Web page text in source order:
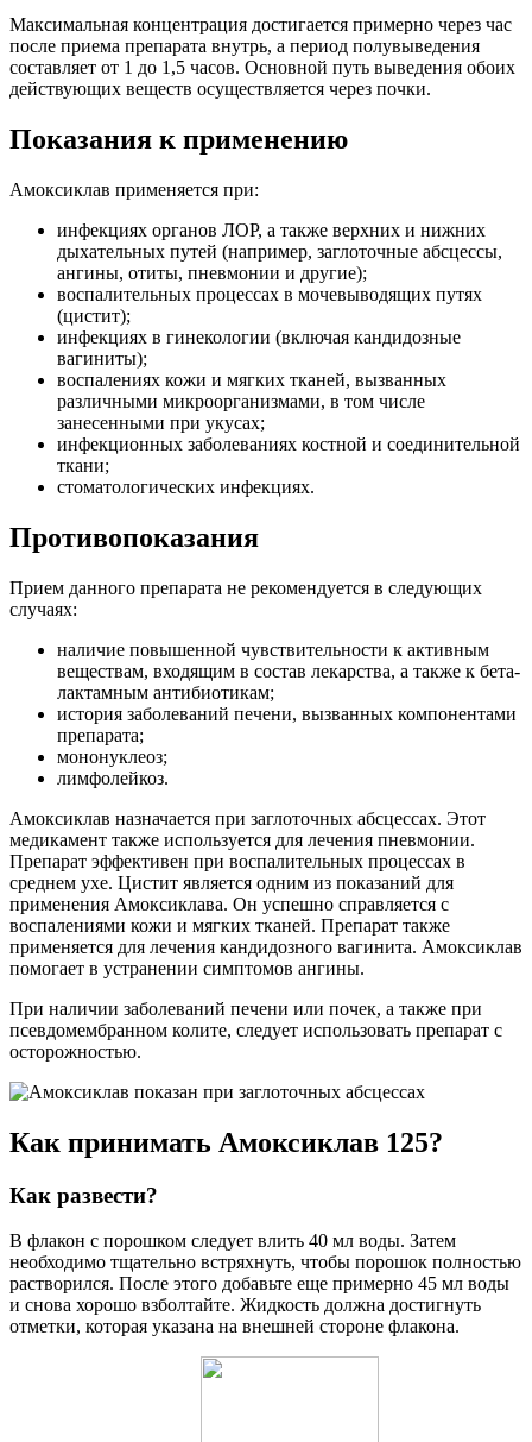
Максимальная концентрация достигается примерно через час
после приема препарата внутрь, а период полувыведения
составляет от 1 до 1,5 часов. Основной путь выведения обоих
действующих веществ осуществляется через почки.
Показания к применению
Амоксиклав применяется при:
инфекциях органов ЛОР, а также верхних и нижних
дыхательных путей (например, заглоточные абсцессы,
ангины, отиты, пневмонии и другие);
воспалительных процессах в мочевыводящих путях
(цистит);
инфекциях в гинекологии (включая кандидозные
вагиниты);
воспалениях кожи и мягких тканей, вызванных
различными микроорганизмами, в том числе
занесенными при укусах;
инфекционных заболеваниях костной и соединительной
ткани;
стоматологических инфекциях.
Противопоказания
Прием данного препарата не рекомендуется в следующих
случаях:
наличие повышенной чувствительности к активным
веществам, входящим в состав лекарства, а также к бета-
лактамным антибиотикам;
история заболеваний печени, вызванных компонентами
препарата;
мононуклеоз;
лимфолейкоз.
Амоксиклав назначается при заглоточных абсцессах. Этот
медикамент также используется для лечения пневмонии.
Препарат эффективен при воспалительных процессах в
среднем ухе. Цистит является одним из показаний для
применения Амоксиклава. Он успешно справляется с
воспалениями кожи и мягких тканей. Препарат также
применяется для лечения кандидозного вагинита. Амоксиклав
помогает в устранении симптомов ангины.
При наличии заболеваний печени или почек, а также при
псевдомембранном колите, следует использовать препарат с
осторожностью.
Как принимать Амоксиклав 125?
Как развести?
В флакон с порошком следует влить 40 мл воды. Затем
необходимо тщательно встряхнуть, чтобы порошок полностью
растворился. После этого добавьте еще примерно 45 мл воды
и снова хорошо взболтайте. Жидкость должна достигнуть
отметки, которая указана на внешней стороне флакона.